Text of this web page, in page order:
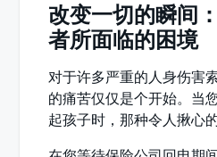
改变一切的瞬间
者所面临的困境
对于许多严重的人身伤害
的痛苦仅仅是个开始。当
起孩子时，那种令人揪心